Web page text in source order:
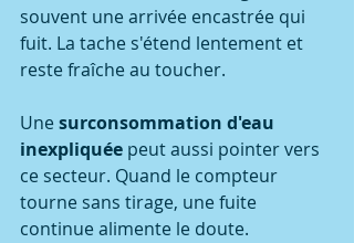
souvent une arrivée encastrée qui
fuit. La tache s'étend lentement et
reste fraîche au toucher.
Une surconsommation d'eau
inexpliquée peut aussi pointer vers
ce secteur. Quand le compteur
tourne sans tirage, une fuite
continue alimente le doute.